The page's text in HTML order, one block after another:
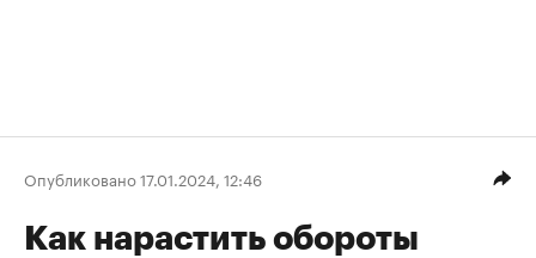
Опубликовано 17.01.2024, 12:46
Как нарастить обороты